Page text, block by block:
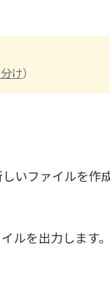
け）
いファイルを作成
ルを出力します。